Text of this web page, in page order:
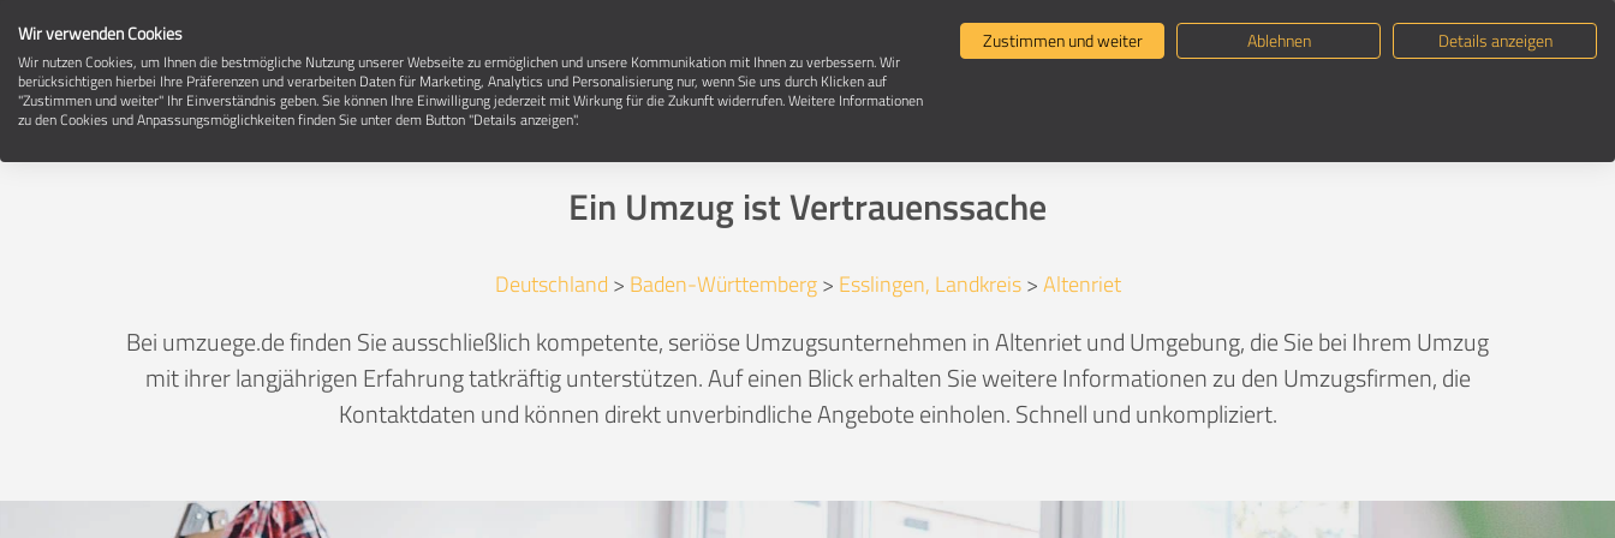
Umzugsunternehmen suchen Umzugsratgeber
Umzugsunternehmen in 72657 Altenriet
Ein Umzug ist Vertrauenssache
Deutschland > Baden-Württemberg> Esslingen, Landkreis>Altenriet
Bei umzuege.de finden Sie ausschließlich kompetente, seriöse Umzugsunternehmen in Altenriet und Umgebung, die Sie bei Ihrem Umzug
mit ihrer langjährigen Erfahrung tatkräftig unterstützen. Auf einen Blick erhalten Sie weitere Informationen zu den Umzugsfirmen, die
Kontaktdaten und können direkt unverbindliche Angebote einholen. Schnell und unkompliziert.
Wir verwenden Cookies
Wir nutzen Cookies, um Ihnen die bestmögliche Nutzung unserer Webseite zu ermöglichen und unsere Kommunikation mit Ihnen zu verbessern. Wir
berücksichtigen hierbei Ihre Präferenzen und verarbeiten Daten für Marketing, Analytics und Personalisierung nur, wenn Sie uns durch Klicken auf
"Zustimmen und weiter" Ihr Einverständnis geben. Sie können Ihre Einwilligung jederzeit mit Wirkung für die Zukunft widerrufen. Weitere Informationen
zu den Cookies und Anpassungsmöglichkeiten finden Sie unter dem Button "Details anzeigen".
Zustimmen und weiter Ablehnen Details anzeigen